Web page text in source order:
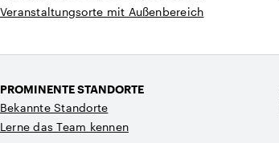
Veranstaltungsorte mit Außenbereich
PROMINENTE STANDORTE
Bekannte Standorte
Lerne das Team kennen